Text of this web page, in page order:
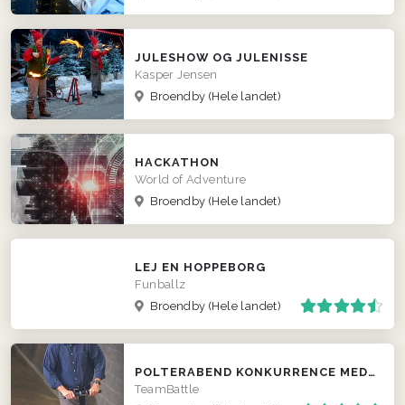
JULESHOW OG JULENISSE
Kasper Jensen
Broendby (Hele landet)
HACKATHON
World of Adventure
Broendby (Hele landet)
LEJ EN HOPPEBORG
Funballz
Broendby (Hele landet)
POLTERABEND KONKURRENCE MED SEGWAY
TeamBattle